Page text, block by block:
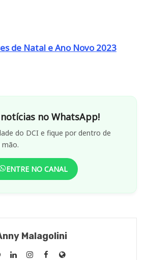
de Natal e Ano Novo 2023
notícias no WhatsApp!
do DCI e fique por dentro de
ENTRE NO CANAL
Malagolini
AnnyAnnyAnnyAnnySite